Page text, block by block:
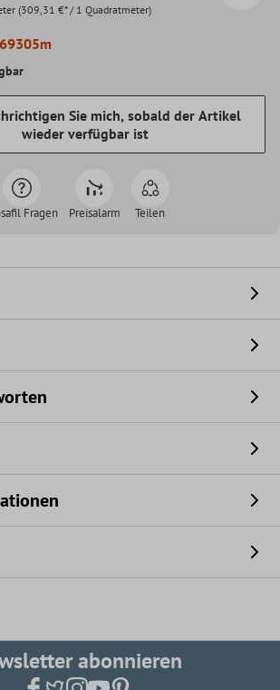
(309,31 €* / 1 Quadratmeter)
Sie mich, sobald der Artikel
wieder verfügbar ist
Fragen Preisalarm Teilen
abonnieren